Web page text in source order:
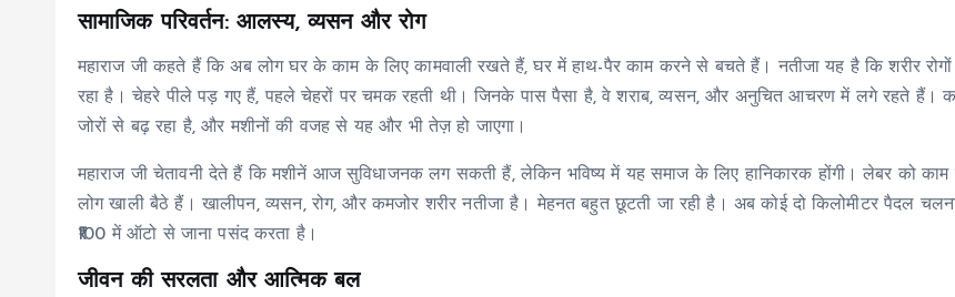
सामाजिक परिवर्तन: आलस्य, व्यसन और रोग
महाराज जी कहते हैं कि अब लोग घर के काम के लिए कामवाली रखते हैं, घर में हाथ-पैर काम करने से बचते हैं। नतीजा यह है कि शरीर रोगों
रहा है। चेहरे पीले पड़ गए हैं, पहले चेहरों पर चमक रहती थी। जिनके पास पैसा है, वे शराब, व्यसन, और अनुचित आचरण में लगे रहते हैं।
जोरों से बढ़ रहा है, और मशीनों की वजह से यह और भी तेज़ हो जाएगा।
महाराज जी चेतावनी देते हैं कि मशीनें आज सुविधाजनक लग सकती हैं, लेकिन भविष्य में यह समाज के लिए हानिकारक होंगी। लेबर को काम
लोग खाली बैठे हैं। खालीपन, व्यसन, रोग, और कमजोर शरीर नतीजा है। मेहनत बहुत छूटती जा रही है। अब कोई दो किलोमीटर पैदल चलना
₹100 में ऑटो से जाना पसंद करता है।
जीवन की सरलता और आत्मिक बल